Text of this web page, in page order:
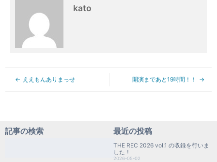
kato
ええもんありまっせ 開演まであと19時間！！
記事の検索 最近の投稿
THE REC 2026 vol.1 の収録を行いま
した！
2026-05-02